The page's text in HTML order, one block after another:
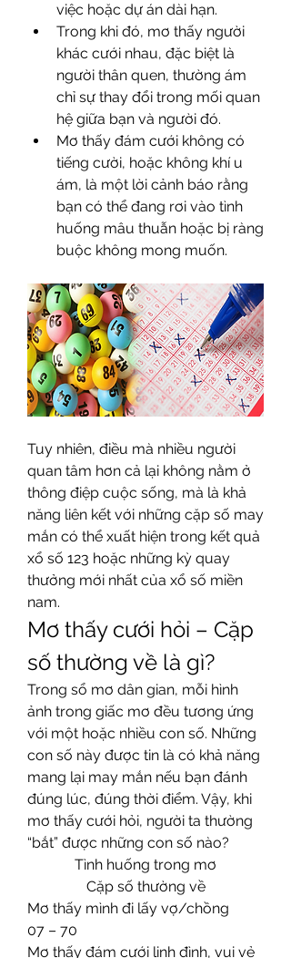
việc hoặc dự án dài hạn.
Trong khi đó, mơ thấy người
khác cưới nhau, đặc biệt là
người thân quen, thường ám
chỉ sự thay đổi trong mối quan
hệ giữa bạn và người đó.
Mơ thấy đám cưới không có
tiếng cười, hoặc không khí u
ám, là một lời cảnh báo rằng
bạn có thể đang rơi vào tình
huống mâu thuẫn hoặc bị ràng
buộc không mong muốn.
Tuy nhiên, điều mà nhiều người
quan tâm hơn cả lại không nằm ở
thông điệp cuộc sống, mà là khả
năng liên kết với những cặp số may
mắn có thể xuất hiện trong kết quả
xổ số 123 hoặc những kỳ quay
thưởng mới nhất của xổ số miền
nam.
Mơ thấy cưới hỏi – Cặp
số thường về là gì?
Trong sổ mơ dân gian, mỗi hình
ảnh trong giấc mơ đều tương ứng
với một hoặc nhiều con số. Những
con số này được tin là có khả năng
mang lại may mắn nếu bạn đánh
đúng lúc, đúng thời điểm. Vậy, khi
mơ thấy cưới hỏi, người ta thường
“bắt” được những con số nào?
Tình huống trong mơ
Cặp số thường về
Mơ thấy mình đi lấy vợ/chồng
07 – 70
Mơ thấy đám cưới linh đình, vui vẻ